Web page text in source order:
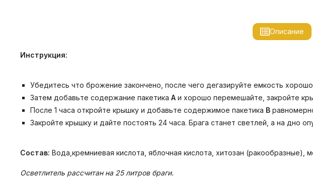
Описание
Инструкция:
Убедитесь что брожение закончено, после чего дегазируйте емкость
Затем добавьте содержание пакетика A и хорошо перемешайте, закройте
После 1 часа откройте крышку и добавьте содержимое пакетика B
Закройте крышку и дайте постоять 24 часа. Брага станет светлей, а на дно
Состав: Вода,кремниевая кислота, яблочная кислота, хитозан (ракообразные),
Осветлитель рассчитан на 25 литров браги.